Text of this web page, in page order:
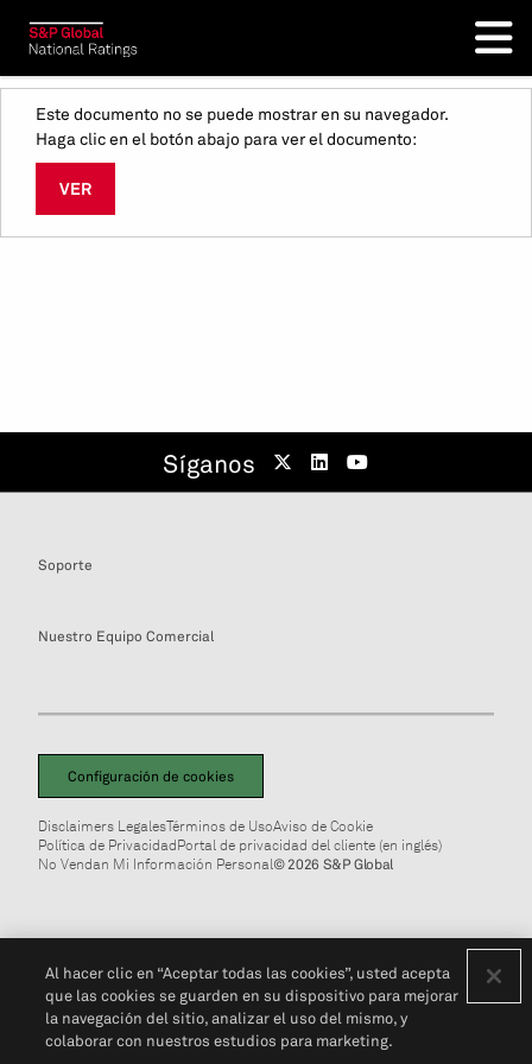
Este documento no se puede mostrar en su navegador.
Haga clic en el botón abajo para ver el documento:
VER
Síganos
Soporte
Nuestro Equipo Comercial
Configuración de cookies
Disclaimers LegalesTérminos de UsoAviso de Cookie
Política de PrivacidadPortal de privacidad del cliente (en inglés)
No Vendan Mi Información Personal© 2026 S&P Global
Al hacer clic en “Aceptar todas las cookies”, usted acepta
que las cookies se guarden en su dispositivo para mejorar
la navegación del sitio, analizar el uso del mismo, y
colaborar con nuestros estudios para marketing.